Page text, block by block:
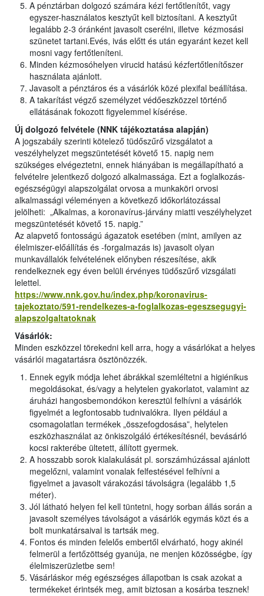
A pénztárban dolgozó számára kézi fertőtlenítőt, vagy
egyszer-használatos kesztyűt kell biztosítani. A kesztyűt
legalább 2-3 óránként javasolt cserélni, illetve kézmosási
szünetet tartani.Evés, ivás előtt és után egyaránt kezet kell
mosni vagy fertőtleníteni.
Minden kézmosóhelyen virucid hatású kézfertőtlenítőszer
használata ajánlott.
Javasolt a pénztáros és a vásárlók közé plexifal beállítása.
A takarítást végző személyzet védőeszközzel történő
ellátásának fokozott figyelemmel kísérése.
Új dolgozó felvétele (NNK tájékoztatása alapján)
A jogszabály szerinti kötelező tüdőszűrő vizsgálatot a
veszélyhelyzet megszüntetését követő 15. napig nem
szükséges elvégeztetni, ennek hiányában is megállapítható a
felvételre jelentkező dolgozó alkalmassága. Ezt a foglalkozás-
egészségügyi alapszolgálat orvosa a munkaköri orvosi
alkalmassági véleményen a következő időkorlátozással
jelölheti: „Alkalmas, a koronavírus-járvány miatti veszélyhelyzet
megszüntetését követő 15. napig.”
Az alapvető fontosságú ágazatok esetében (mint, amilyen az
élelmiszer-előállítás és -forgalmazás is) javasolt olyan
munkavállalók felvételének előnyben részesítése, akik
rendelkeznek egy éven belüli érvényes tüdőszűrő vizsgálati
lelettel.
https://www.nnk.gov.hu/index.php/koronavirus-
tajekoztato/591-rendelkezes-a-foglalkozas-egeszsegugyi-
alapszolgaltatoknak
Vásárlók:
Minden eszközzel törekedni kell arra, hogy a vásárlókat a helyes
vásárlói magatartásra ösztönözzék.
Ennek egyik módja lehet ábrákkal szemléltetni a higiénikus
megoldásokat, és/vagy a helytelen gyakorlatot, valamint az
áruházi hangosbemondókon keresztül felhívni a vásárlók
figyelmét a legfontosabb tudnivalókra. Ilyen például a
csomagolatlan termékek „összefogdosása”, helytelen
eszközhasználat az önkiszolgáló értékesítésnél, bevásárló
kocsi rakterébe ültetett, állított gyermek.
A hosszabb sorok kialakulását pl. sorszámhúzással ajánlott
megelőzni, valamint vonalak felfestésével felhívni a
figyelmet a javasolt várakozási távolságra (legalább 1,5
méter).
Jól látható helyen fel kell tüntetni, hogy sorban állás során a
javasolt személyes távolságot a vásárlók egymás közt és a
bolt munkatársaival is tartsák meg.
Fontos és minden felelős embertől elvárható, hogy akinél
felmerül a fertőzöttség gyanúja, ne menjen közösségbe, így
élelmiszerüzletbe sem!
Vásárláskor még egészséges állapotban is csak azokat a
termékeket érintsék meg, amit biztosan a kosárba tesznek!